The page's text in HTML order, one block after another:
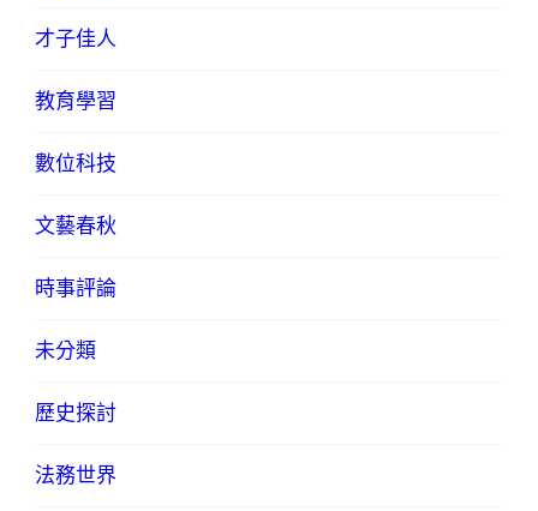
才子佳人
教育學習
數位科技
文藝春秋
時事評論
未分類
歷史探討
法務世界